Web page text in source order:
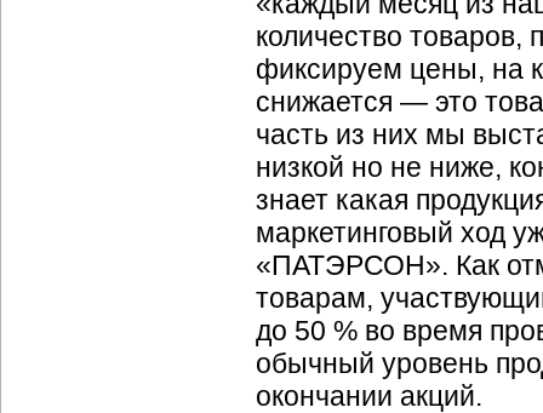
количество
фиксируем цены, на
снижается — это
часть из них мы
низкой но не ниже,
знает какая
маркетинговый ход
«ПАТЭРСОН». Как
товарам,
до 50 % во время
обычный уровень
окончании акций.